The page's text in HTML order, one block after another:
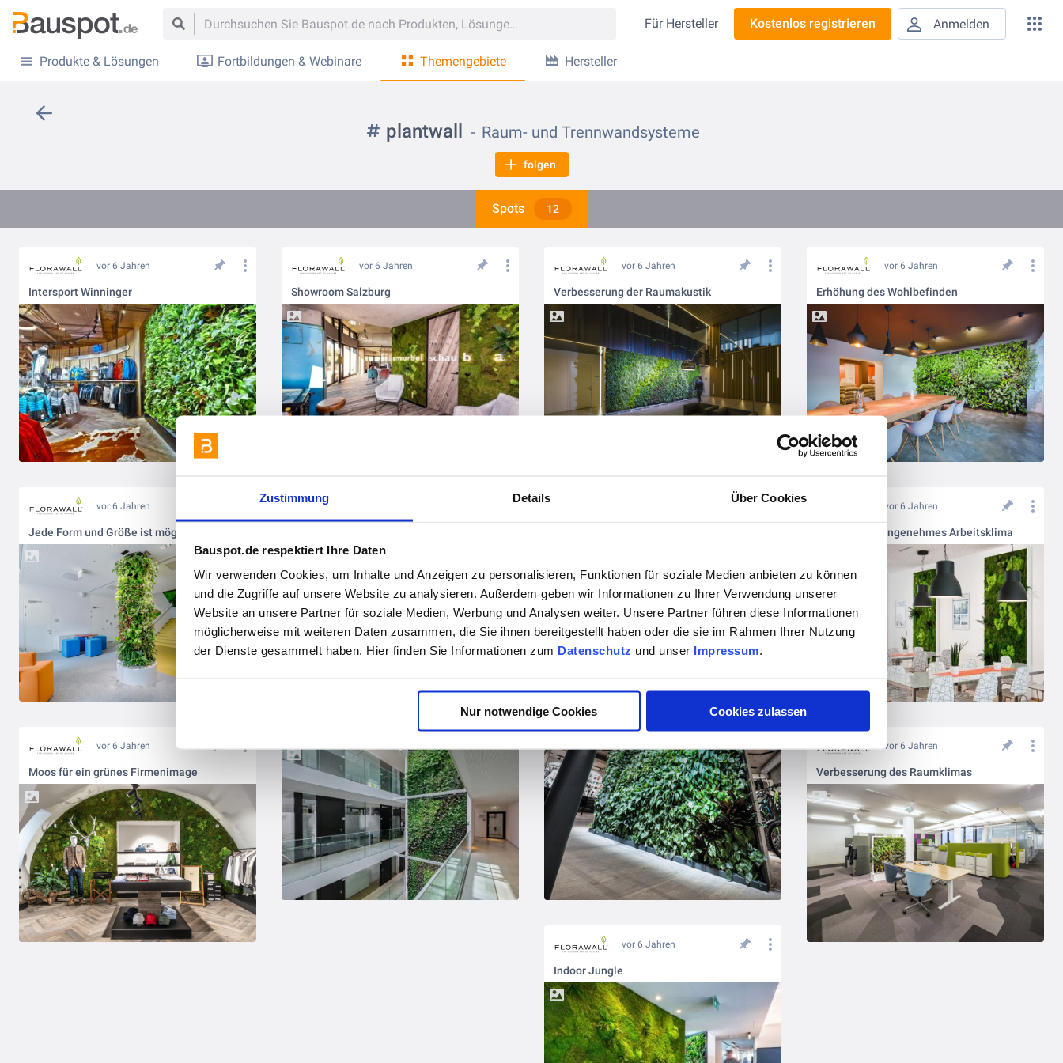
Zustimmung Details Über Cookies
Bauspot.de respektiert Ihre Daten
Wir verwenden Cookies, um Inhalte und Anzeigen zu personalisieren, Funktionen für soziale Medien anbieten zu können
und die Zugriffe auf unsere Website zu analysieren. Außerdem geben wir Informationen zu Ihrer Verwendung unserer
Website an unsere Partner für soziale Medien, Werbung und Analysen weiter. Unsere Partner führen diese Informationen
möglicherweise mit weiteren Daten zusammen, die Sie ihnen bereitgestellt haben oder die sie im Rahmen Ihrer Nutzung
der Dienste gesammelt haben. Hier finden Sie Informationen zum Datenschutz und unser Impressum.
Nur notwendige Cookies Cookies zulassen
Für Hersteller Kostenlos registrieren Anmelden
Produkte & Lösungen Fortbildungen & Webinare Themengebiete Hersteller
plantwall Raum- und Trennwandsysteme
folgen
Spots 12
vor 6 Jahren
Intersport Winninger
vor 6 Jahren
Showroom Salzburg
vor 6 Jahren
Verbesserung der Raumakustik
vor 6 Jahren
Erhöhung des Wohlbefinden
vor 6 Jahren
Jede Form und Größe ist möglich
vor 6 Jahren
Moos für ein angenehmes Arbeitsklima
Lebende Pflanzenwand (15 Meter hoch)
vor 6 Jahren
Moos für ein grünes Firmenimage
vor 6 Jahren
Verbesserung des Raumklimas
vor 6 Jahren
Indoor Jungle